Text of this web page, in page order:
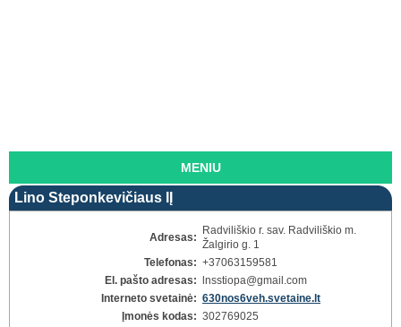
MENIU
Lino Steponkevičiaus IĮ
Adresas:
Radviliškio r. sav. Radviliškio m.
Žalgirio g. 1
Telefonas: +37063159581
El. pašto adresas:
lnsstiopa@gmail.com
Interneto svetainė: 630nos6veh.svetaine.lt
Įmonės kodas: 302769025